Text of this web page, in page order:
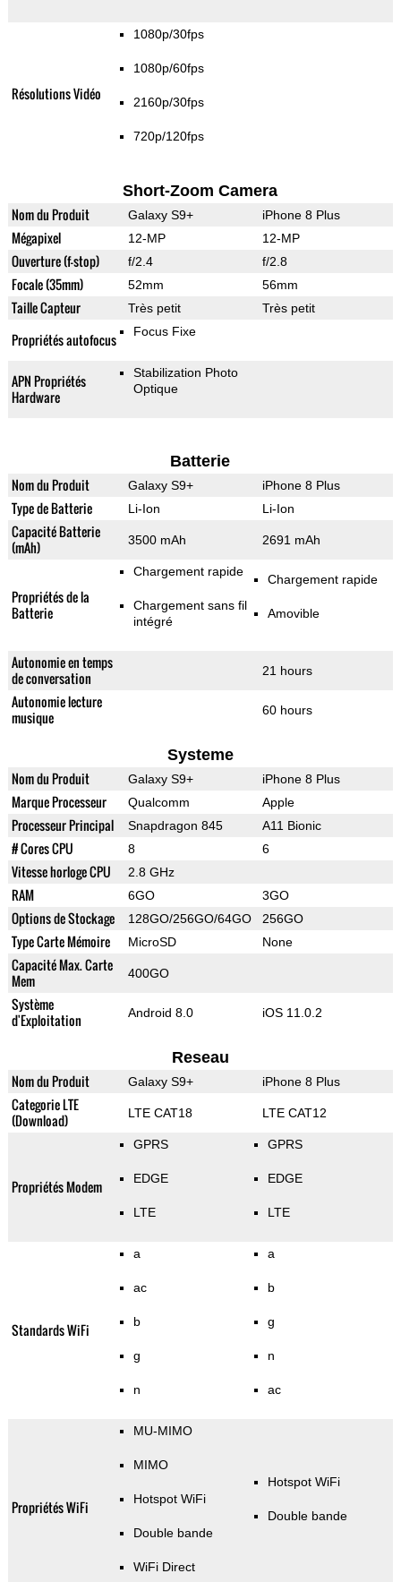
Résolutions Vidéo
1080p/30fps
1080p/60fps
2160p/30fps
720p/120fps
Short-Zoom Camera
Nom du Produit Galaxy S9+ iPhone 8 Plus
Mégapixel 12-MP 12-MP
Ouverture (f-stop) f/2.4 f/2.8
Focale (35mm) 52mm 56mm
Taille Capteur Très petit Très petit
Propriétés autofocus Focus Fixe
APN Propriétés
Hardware
Stabilization Photo
Optique
Batterie
Nom du Produit Galaxy S9+ iPhone 8 Plus
Type de Batterie Li-Ion Li-Ion
Capacité Batterie
(mAh)
3500 mAh 2691 mAh
Propriétés de la
Batterie
Chargement rapide
Chargement sans fil
intégré
Chargement rapide
Amovible
Autonomie en temps
de conversation
21 hours
Autonomie lecture
musique
60 hours
Systeme
Nom du Produit Galaxy S9+ iPhone 8 Plus
Marque Processeur Qualcomm Apple
Processeur Principal Snapdragon 845 A11 Bionic
# Cores CPU 8 6
Vitesse horloge CPU 2.8 GHz
RAM 6GO 3GO
Options de Stockage 128GO/256GO/64GO 256GO
Type Carte Mémoire MicroSD None
Capacité Max. Carte
Mem
400GO
Système
d'Exploitation
Android 8.0 iOS 11.0.2
Reseau
Nom du Produit Galaxy S9+ iPhone 8 Plus
Categorie LTE
(Download)
LTE CAT18 LTE CAT12
Propriétés Modem
GPRS
EDGE
LTE
GPRS
EDGE
LTE
Standards WiFi
a
ac
b
g
n
a
b
g
n
ac
Propriétés WiFi
MU-MIMO
MIMO
Hotspot WiFi
Double bande
WiFi Direct
Hotspot WiFi
Double bande